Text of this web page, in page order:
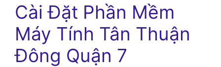
Cài Đặt Phần Mềm
Máy Tính Tân Thuận
Đông Quận 7